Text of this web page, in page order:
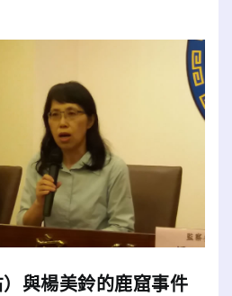
與楊美鈴的鹿窟事件